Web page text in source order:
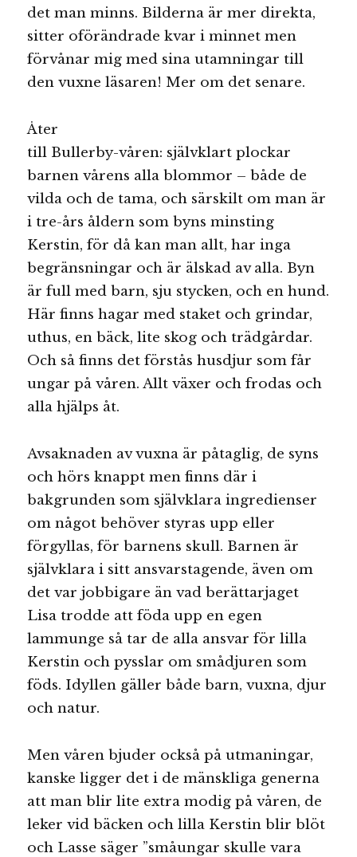
det man minns. Bilderna är mer direkta,
sitter oförändrade kvar i minnet men
förvånar mig med sina utamningar till
den vuxne läsaren! Mer om det senare.
Åter
till Bullerby-våren: självklart plockar
barnen vårens alla blommor – både de
vilda och de tama, och särskilt om man är
i tre-års åldern som byns minsting
Kerstin, för då kan man allt, har inga
begränsningar och är älskad av alla. Byn
är full med barn, sju stycken, och en hund.
Här finns hagar med staket och grindar,
uthus, en bäck, lite skog och trädgårdar.
Och så finns det förstås husdjur som får
ungar på våren. Allt växer och frodas och
alla hjälps åt.
Avsaknaden av vuxna är påtaglig, de syns
och hörs knappt men finns där i
bakgrunden som självklara ingredienser
om något behöver styras upp eller
förgyllas, för barnens skull. Barnen är
självklara i sitt ansvarstagende, även om
det var jobbigare än vad berättarjaget
Lisa trodde att föda upp en egen
lammunge så tar de alla ansvar för lilla
Kerstin och pysslar om smådjuren som
föds. Idyllen gäller både barn, vuxna, djur
och natur.
Men våren bjuder också på utmaningar,
kanske ligger det i de mänskliga generna
att man blir lite extra modig på våren, de
leker vid bäcken och lilla Kerstin blir blöt
och Lasse säger ”småungar skulle vara